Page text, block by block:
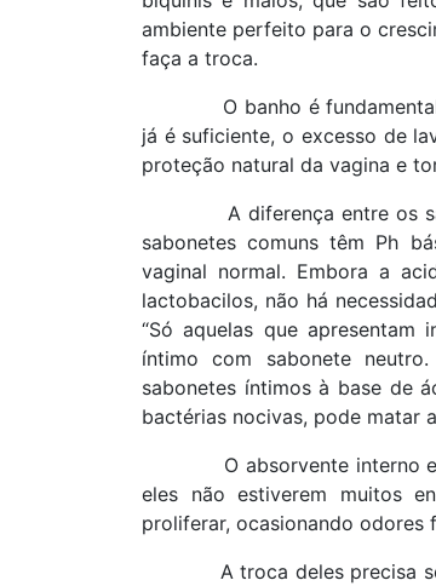
ambiente perfeito para o
faça a troca.
O banho é
já é suficiente, o excesso de
proteção natural da vagina e
A diferença entre os
sabonetes comuns têm Ph
vaginal normal. Embora a
lactobacilos, não há
“Só aquelas que apresentam
íntimo com sabonete
sabonetes íntimos à base de
bactérias nocivas, pode matar
O absorvente interno
eles não estiverem muitos
proliferar, ocasionando odores
A troca deles precisa